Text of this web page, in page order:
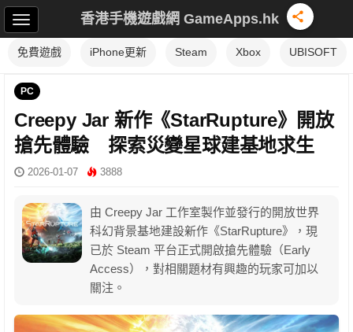
香港手機遊戲網 GameApps.hk
免費遊戲 iPhone更新 Steam Xbox UBISOFT
PC
Creepy Jar 新作《StarRupture》開放
搶先體驗 探索災變星球建基地求生
2026-01-07 3888
由 Creepy Jar 工作室製作並發行的開放世界
科幻背景基地建設新作《StarRupture》，現
已於 Steam 平台正式開啟搶先體驗（Early
Access），對相關題材有興趣的玩家可加以
關注。